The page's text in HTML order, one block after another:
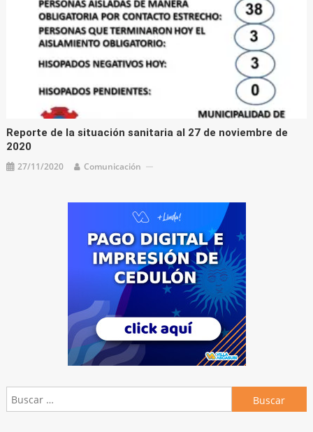
Reporte de la situación sanitaria al 27 de noviembre de
2020
27/11/2020 Comunicación
Buscar: